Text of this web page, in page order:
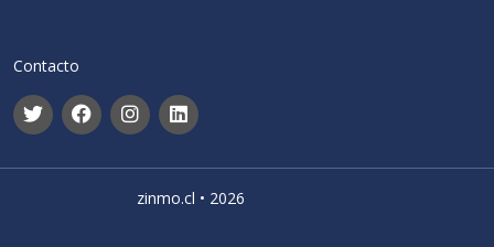
Contacto
zinmo.cl • 2026